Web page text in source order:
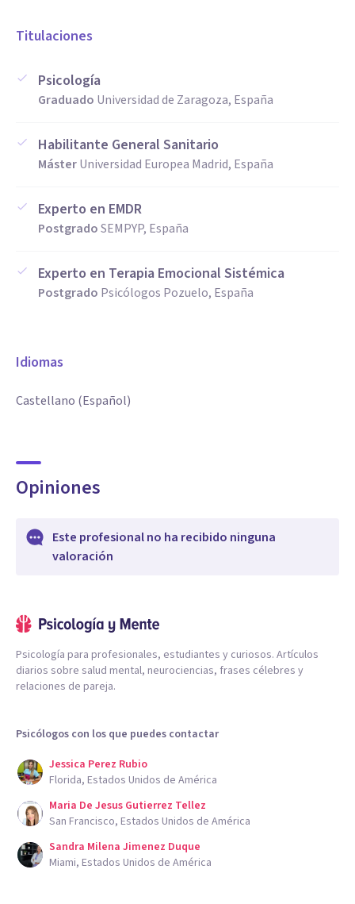
Titulaciones
Psicología
Graduado Universidad de Zaragoza, España
Habilitante General Sanitario
MásterUniversidad Europea Madrid, España
Experto en EMDR
PostgradoSEMPYP, España
Experto en Terapia Emocional Sistémica
Postgrado Psicólogos Pozuelo, España
Idiomas
Castellano (Español)
Opiniones
Este profesional no ha recibido ninguna
valoración
Psicología para profesionales, estudiantes y curiosos. Artículos
diarios sobre salud mental, neurociencias, frases célebres y
relaciones de pareja.
Psicólogos con los que puedes contactar
Jessica Perez Rubio
Florida, Estados Unidos de América
Maria De Jesus Gutierrez Tellez
San Francisco, Estados Unidos de América
Sandra Milena Jimenez Duque
Miami, Estados Unidos de América